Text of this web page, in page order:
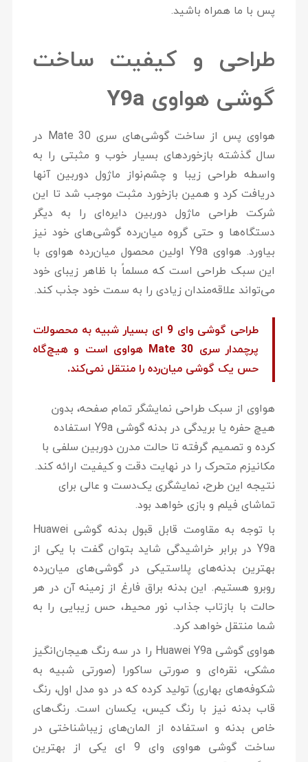
پس با ما همراه باشید.
طراحی و کیفیت ساخت
گوشی هواوی Y9a
هواوی پس از ساخت گوشی‌های سری Mate 30 در
سال گذشته بازخوردهای بسیار خوب و مثبتی را به
واسطه طراحی زیبا و چشم‌نواز ماژول دوربین آنها
دریافت کرد و همین بازخورد مثبت موجب شد تا این
شرکت طراحی ماژول دوربین دایره‌ای را به دیگر
دستگاه‌ها و حتی گروه میان‌رده گوشی‌های خود نیز
بیاورد. هواوی Y9a اولین محصول میان‌رده هواوی با
این سبک طراحی است که مسلماً با ظاهر زیبای خود
می‌تواند علاقه‌مندان زیادی را به سمت خود جذب کند.
طراحی گوشی وای 9 ای بسیار شبیه به محصولات
پرچمدار سری Mate 30 هواوی است و هیچ‌گاه
حس یک گوشی میان‌رده را منتقل نمی‌کند.
هواوی از سبک طراحی نمایشگر تمام صفحه، بدون
هیچ حفره یا بریدگی در بدنه گوشی Y9a استفاده
کرده و تصمیم گرفته تا حالت مدرن دوربین سلفی با
مکانیزم متحرک را در نهایت دقت و کیفیت ارائه کند.
نتیجه این طرح، نمایشگری یک‌دست و عالی برای
تماشای فیلم و بازی خواهد بود.
با توجه به مقاومت قابل قبول بدنه گوشی Huawei
Y9a در برابر خراشیدگی شاید بتوان گفت با یکی از
بهترین بدنه‌های پلاستیکی در گوشی‌های میان‌رده
روبرو هستیم. این بدنه براق فارغ از زمینه آن در هر
حالت با بازتاب جذاب نور محیط، حس زیبایی را به
شما منتقل خواهد کرد.
هواوی گوشی Huawei Y9a را در سه رنگ هیجان‌انگیز
مشکی، نقره‌ای و صورتی ساکورا (صورتی شبیه به
شکوفه‌های بهاری) تولید کرده که در دو مدل اول، رنگ
قاب بدنه نیز با رنگ کیس، یکسان است. رنگ‌های
خاص بدنه و استفاده از المان‌های زیباشناختی در
ساخت گوشی هواوی وای 9 ای یکی از بهترین